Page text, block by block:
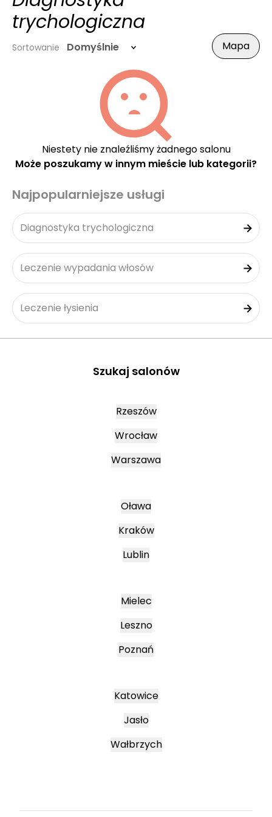
trychologiczna
Sortowanie Domyślnie Mapa
Niestety nie znaleźliśmy żadnego salonu
Może poszukamy w innym mieście lub kategorii?
Najpopularniejsze usługi
Diagnostyka trychologiczna
Leczenie wypadania włosów
Leczenie łysienia
Szukaj salonów
Rzeszów
Wrocław
Warszawa
Oława
Kraków
Lublin
Mielec
Leszno
Poznań
Katowice
Jasło
Wałbrzych